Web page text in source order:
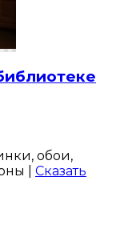
обои,
| Сказать